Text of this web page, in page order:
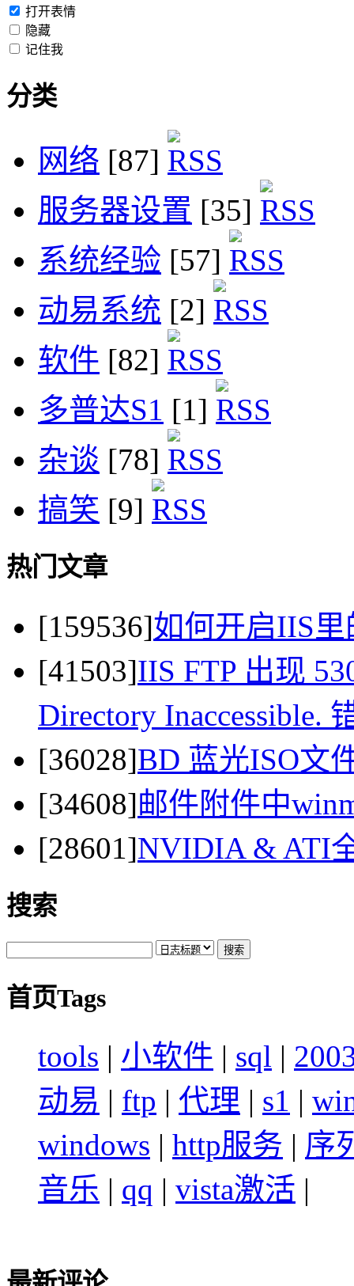
打开表情
隐藏
记住我
分类
网络 [87]
服务器设置 [35]
系统经验 [57]
动易系统 [2]
软件 [82]
多普达S1 [1]
杂谈 [78]
搞笑 [9]
热门文章
[159536]如何开启IIS里
[41503]IIS FTP 出现
Directory Inaccessible.
[36028]BD 蓝光ISO文
[34608]邮件附件中
[28601]NVIDIA & ATI
搜索
首页Tags
tools | 小软件 | sql |
动易 | ftp | 代理 | s1 |
windows | http服务 | 序
音乐 | qq | vista激活 |